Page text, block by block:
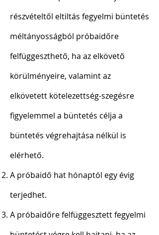
részvételtől eltiltás fegyelmi büntetés
méltányosságból próbaidőre
felfüggeszthető, ha az elkövető
körülményeire, valamint az
elkövetett kötelezettség-szegésre
figyelemmel a büntetés célja a
büntetés végrehajtása nélkül is
elérhető.
A próbaidő hat hónaptól egy évig
terjedhet.
A próbaidőre felfüggesztett fegyelmi